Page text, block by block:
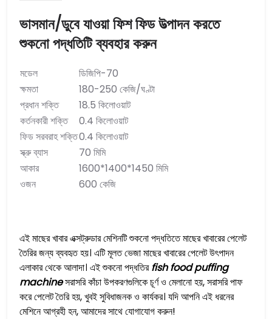
ভাসমান/ডুবে যাওয়া ফিশ ফিড উত্পাদন করতে
শুকনো পদ্ধতিটি ব্যবহার করুন
মডেল
ডিজিপি-70
ক্ষমতা
180-250 কেজি/ঘণ্টা
প্রধান শক্তি
18.5 কিলোওয়াট
কর্তনকারী শক্তি
0.4 কিলোওয়াট
ফিড সরবরাহ শক্তি0.4 কিলোওয়াট
স্ক্রু ব্যাস
70 মিমি
আকার
1600*1400*1450 মিমি
ওজন
600 কেজি
এই মাছের খাবার এক্সট্রুডার মেশিনটি শুকনো পদ্ধতিতে মাছের খাবারের পেলেট
তৈরির জন্য ব্যবহৃত হয়। এটি মূলত ভেজা মাছের খাবারের পেলেট উৎপাদন
এলাকার থেকে আলাদা। এই শুকনো পদ্ধতিরfish food puffing
machineসরাসরি কাঁচা উপকরণগুলিকে চূর্ণ ও মেলানো হয়, সরাসরি পাফ
করে পেলেট তৈরি হয়, খুবই সুবিধাজনক ও কার্যকর। যদি আপনি এই ধরনের
মেশিনে আগ্রহী হন, আমাদের সাথে যোগাযোগ করুন!